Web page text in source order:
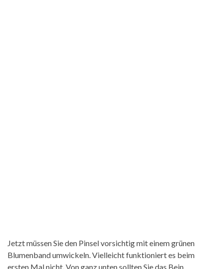
Jetzt müssen Sie den Pinsel vorsichtig mit einem grünen
Blumenband umwickeln. Vielleicht funktioniert es beim
ersten Mal nicht. Von ganz unten sollten Sie das Bein